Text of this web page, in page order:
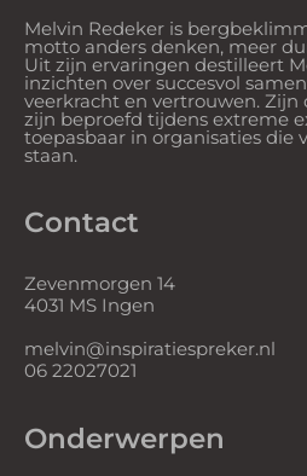
Melvin Redeker is
motto anders denken, meer
Uit zijn ervaringen destilleert
inzichten over succesvol
veerkracht en vertrouwen. Zijn
zijn beproefd tijdens extreme
toepasbaar in organisaties die
staan.
Contact
Zevenmorgen 14
4031 MS Ingen
melvin@inspiratiespreker.nl
06 22027021
Onderwerpen